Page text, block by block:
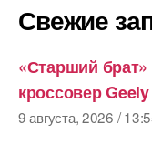
Свежие
«Старший
кроссовер
9 августа, 2026 /